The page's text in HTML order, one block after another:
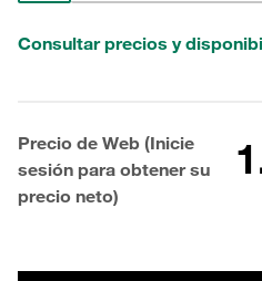
Consultar precios y
Precio de Web (Inicie
sesión para obtener su
precio neto)